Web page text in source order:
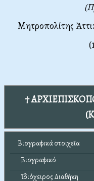
Μητροπολίτης
†
Βιογραφικά στοιχεῖα
Βιογραφικό
Ἰδιόχειρος Διαθήκη